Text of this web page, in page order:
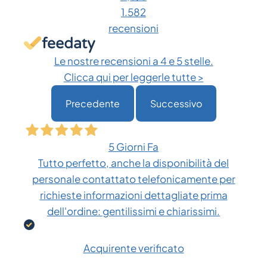
1.582
recensioni
Le nostre recensioni a 4 e 5 stelle.
Clicca qui per leggerle tutte >
Precedente Successivo
5 Giorni Fa
Tutto perfetto, anche la disponibilità del
personale contattato telefonicamente per
richieste informazioni dettagliate prima
dell'ordine: gentilissimi e chiarissimi.
Acquirente verificato